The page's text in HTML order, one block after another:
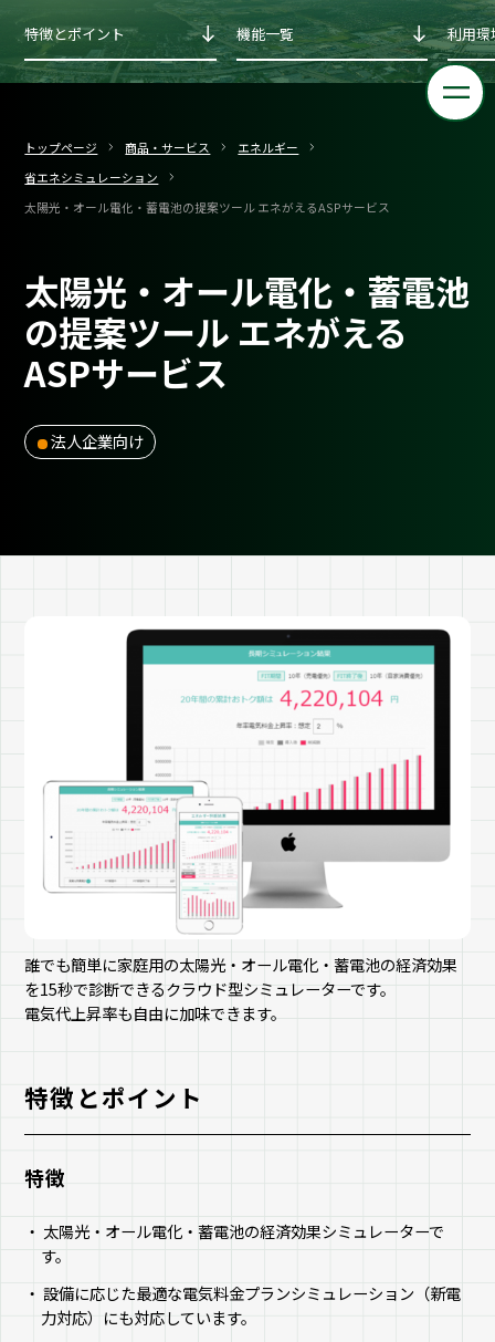
トップページ 商品・サービス
エネルギー
省エネシミュレーション
太陽光・オール電化・蓄電池の提案ツール エネがえるASPサービス
太陽光・オール電化・蓄電池
の提案ツール エネがえる
ASPサービス
法人企業向け
特徴とポイント 機能一覧 利用環
誰でも簡単に家庭用の太陽光・オール電化・蓄電池の経済効果
を15秒で診断できるクラウド型シミュレーターです。
電気代上昇率も自由に加味できます。
特徴とポイント
特徴
太陽光・オール電化・蓄電池の経済効果シミュレーターで
す。
設備に応じた最適な電気料金プランシミュレーション（新電
力対応）にも対応しています。